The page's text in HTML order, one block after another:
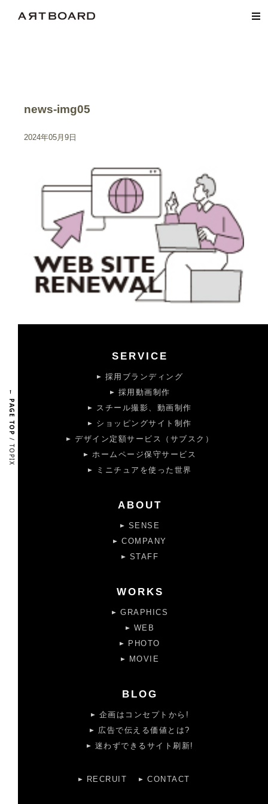
news-img05
2024年05月9日
← PAGE TOP
/ TOPIX
SERVICE
採用ブランディング
採用動画制作
スチール撮影、動画制作
ショッピングサイト制作
デザイン定額サービス（サブスク）
ホームページ保守サービス
ミニチュアを使った世界
ABOUT
SENSE
COMPANY
STAFF
WORKS
GRAPHICS
WEB
PHOTO
MOVIE
BLOG
企画はコンセプトから!
広告で伝える価値とは?
迷わずできるサイト刷新!
RECRUIT CONTACT